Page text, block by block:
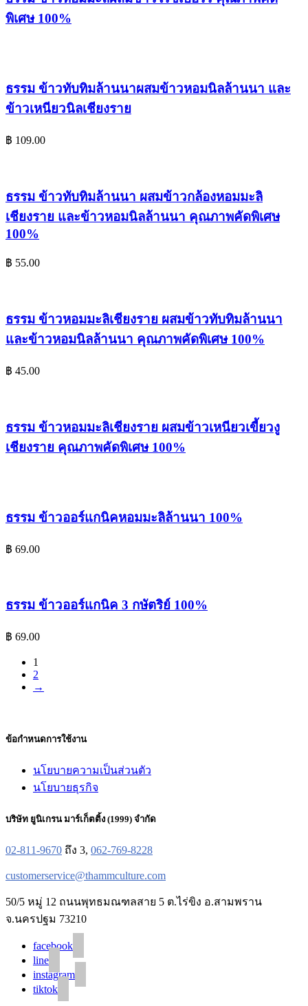
พิเศษ 100%
ธรรม ข้าวทับทิมล้านนาผสมข้าวหอมนิลล้านนา และ
ข้าวเหนียวนิลเชียงราย
฿ 109.00
ธรรม ข้าวทับทิมล้านนา ผสมข้าวกล้องหอมมะลิ
เชียงราย และข้าวหอมนิลล้านนา คุณภาพคัดพิเศษ
100%
฿ 55.00
ธรรม ข้าวหอมมะลิเชียงราย ผสมข้าวทับทิมล้านนา
และข้าวหอมนิลล้านนา คุณภาพคัดพิเศษ 100%
฿ 45.00
ธรรม ข้าวหอมมะลิเชียงราย ผสมข้าวเหนียวเขี้ยวงู
เชียงราย คุณภาพคัดพิเศษ 100%
ธรรม ข้าวออร์แกนิคหอมมะลิล้านนา 100%
฿ 69.00
ธรรม ข้าวออร์แกนิค 3 กษัตริย์ 100%
฿ 69.00
1
2
→
ข้อกำหนดการใช้งาน
นโยบายความเป็นส่วนตัว
นโยบายธุรกิจ
บริษัท ยูนิเกรน มาร์เก็ตติ้ง (1999) จำกัด
02-811-9670 ถึง 3, 062-769-8228
customerservice@thammculture.com
50/5 หมู่ 12 ถนนพุทธมณฑลสาย 5 ต.ไร่ขิง อ.สามพราน
จ.นครปฐม 73210
facebook
line
instagram
tiktok